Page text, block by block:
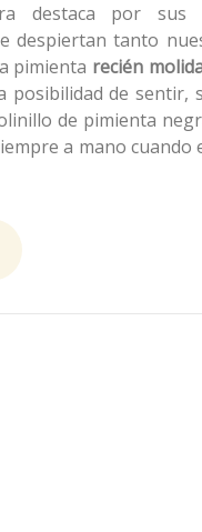
destaca por sus
despiertan tanto
pimienta recién
posibilidad de sentir,
de pimienta
a mano cuando